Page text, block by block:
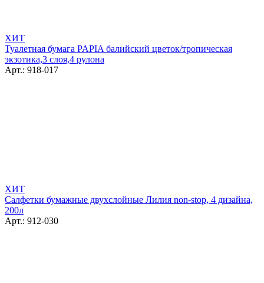
ХИТ
Туалетная бумага PAPIA балийский цветок/тропическая
экзотика,3 слоя,4 рулона
Арт.: 918-017
ХИТ
Салфетки бумажные двухслойные Лилия non-stop, 4 дизайна,
200л
Арт.: 912-030